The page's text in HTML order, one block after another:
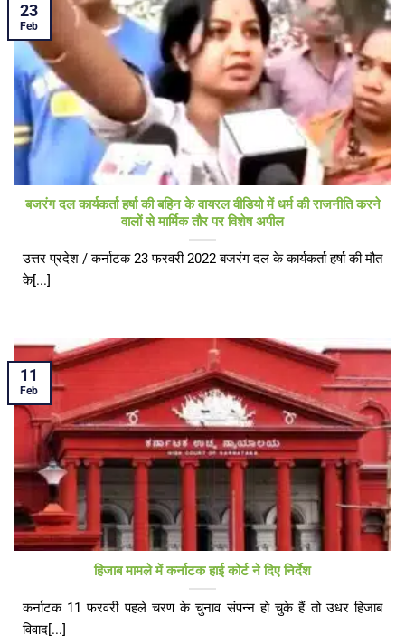
बजरंग दल कार्यकर्ता हर्षा की बहिन के वायरल वीडियो में धर्म की राजनीति करने
वालों से मार्मिक तौर पर विशेष अपील
उत्तर प्रदेश / कर्नाटक 23 फरवरी 2022 बजरंग दल के कार्यकर्ता हर्षा की मौत
के[...]
23
Feb
हिजाब मामले में कर्नाटक हाई कोर्ट ने दिए निर्देश
कर्नाटक 11 फरवरी पहले चरण के चुनाव संपन्न हो चुके हैं तो उधर हिजाब
विवाद[...]
11
Feb